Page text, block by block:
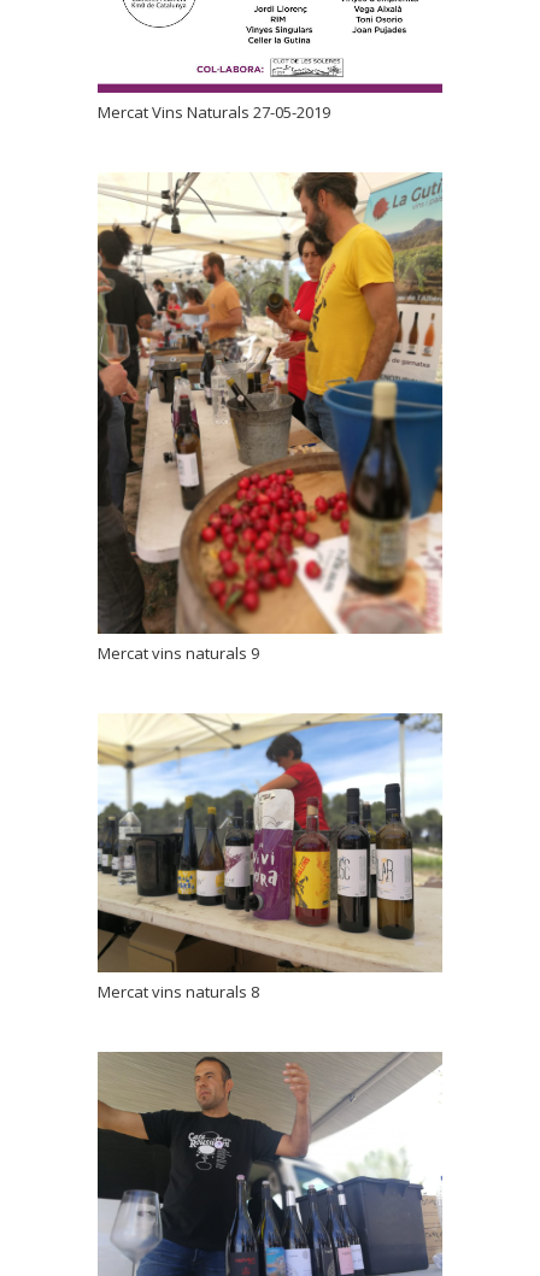
Mercat Vins Naturals 27-05-2019
Mercat vins naturals 9
Mercat vins naturals 8